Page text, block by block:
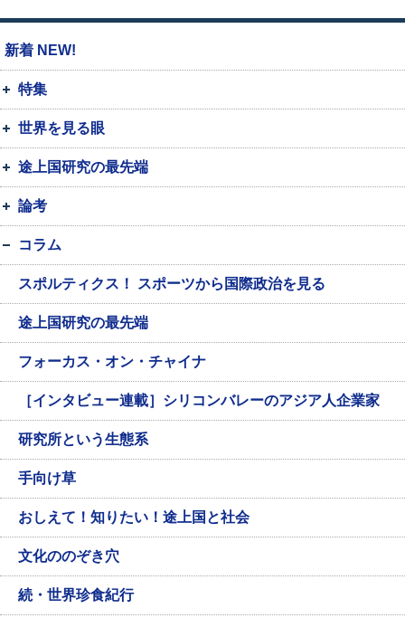
新着 NEW!
特集
世界を見る眼
途上国研究の最先端
論考
コラム
スポルティクス！ スポーツから国際政治を見る
途上国研究の最先端
フォーカス・オン・チャイナ
［インタビュー連載］シリコンバレーのアジア人企業家
研究所という生態系
手向け草
おしえて！知りたい！途上国と社会
文化ののぞき穴
続・世界珍食紀行